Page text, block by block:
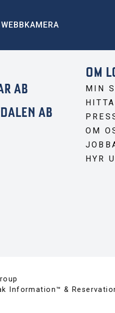
WEBBKAMERA
AB
AB
OM
MIN
OM
HYR
Information™ &